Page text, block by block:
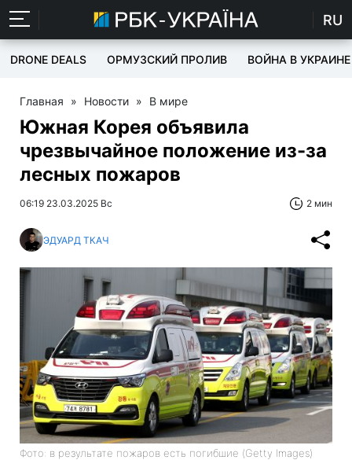
RU
DRONE DEALS ОРМУЗСКИЙ ПРОЛИВ ВОЙНА В УКРАИНЕ
Главная » Новости » В мире
Южная Корея объявила
чрезвычайное положение из-за
лесных пожаров
06:19 23.03.2025 Вс 2 мин
ЭДУАРД ТКАЧ
Фото: в результате пожаров есть погибшие (Getty Images)